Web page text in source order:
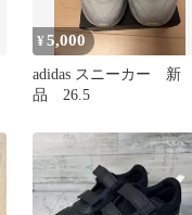
¥5,000
adidas スニーカー 新
品 26.5